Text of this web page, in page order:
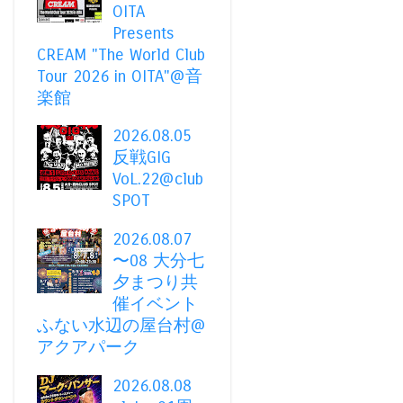
OITA
Presents
CREAM "The World Club
Tour 2026 in OITA"@音
楽館
2026.08.05
反戦GIG
VoL.22@club
SPOT
2026.08.07
〜08 大分七
夕まつり共
催イベント
ふない水辺の屋台村@
アクアパーク
2026.08.08